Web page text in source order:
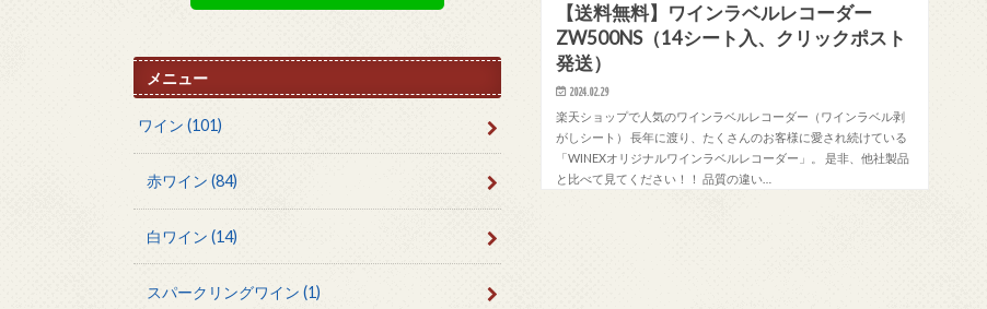
【送料無料】ワインラベルレコーダー
ZW500NS（14シート入、クリックポスト
発送）
2024.02.29
楽天ショップで人気のワインラベルレコーダー（ワインラベル剥
がしシート） 長年に渡り、たくさんのお客様に愛され続けている
「WINEXオリジナルワインラベルレコーダー」。 是非、他社製品
と比べて見てください！！ 品質の違い…
メニュー
ワイン(101)
赤ワイン (84)
白ワイン (14)
スパークリングワイン (1)